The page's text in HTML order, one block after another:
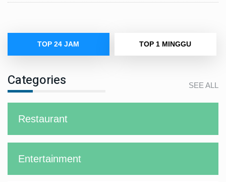
TOP 24 JAM TOP 1 MINGGU
Categories SEE ALL
Restaurant
Entertainment